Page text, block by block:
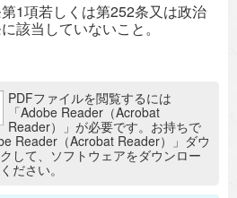
1項若しくは第252条又は政治
該当していないこと。
ル
PDFファイルを閲覧するには
「Adobe Reader（Acrobat
Reader）」が必要です。お持ちで
Reader（Acrobat Reader）」ダウ
して、ソフトウェアをダウンロー
ださい。